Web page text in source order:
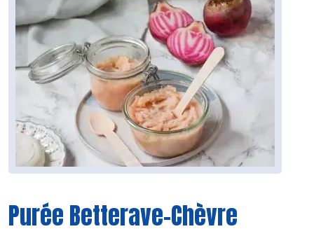
Purée Betterave-Chèvre